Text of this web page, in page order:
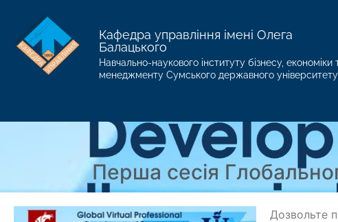
Кафедра управління імені Олега
Балацького
Навчально-наукового інституту бізнесу, економіки
менеджменту Сумського державного університету
Перша сесія
Дозвольте